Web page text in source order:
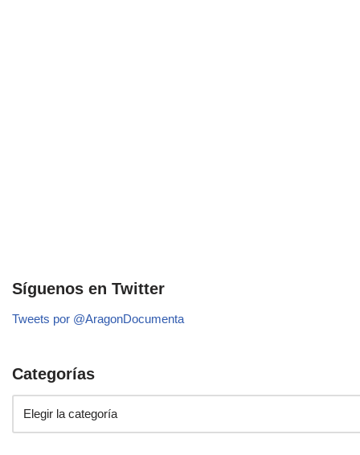
Síguenos en Twitter
Tweets por @AragonDocumenta
Categorías